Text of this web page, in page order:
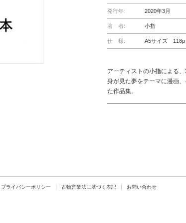
発行年: 2020年3月
著 者: 小指
仕 様: A5サイズ 118p
アーティストの小指による
身が見た夢をテーマに漫画
た作品集。
プライバシーポリシー 古物営業法に基づく表記 お問い合わせ